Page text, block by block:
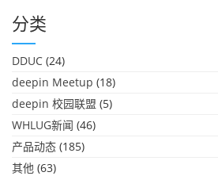
分类
DDUC (24)
deepin Meetup (18)
deepin 校园联盟 (5)
WHLUG新闻 (46)
产品动态 (185)
其他 (63)